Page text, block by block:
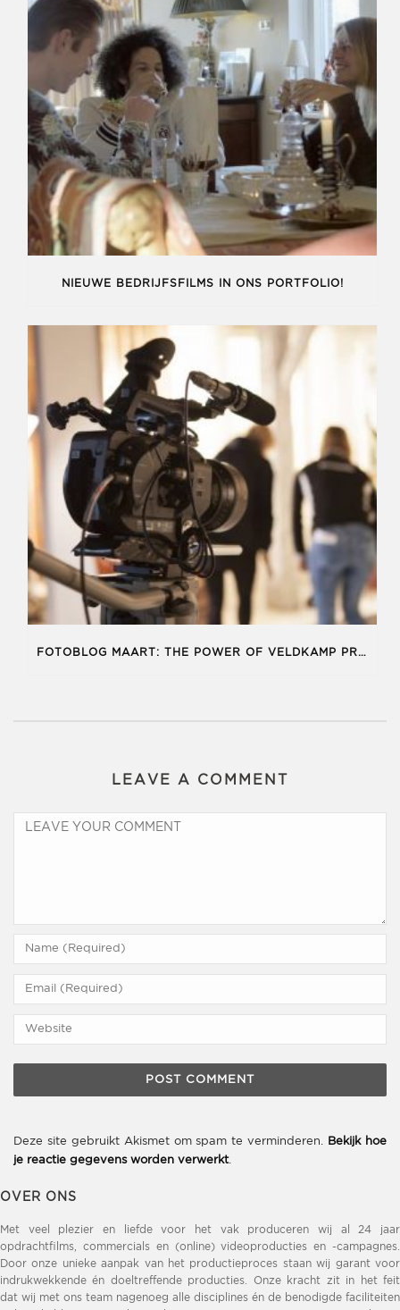
NIEUWE BEDRIJFSFILMS IN ONS PORTFOLIO!
FOTOBLOG MAART: THE POWER OF VELDKAMP PRODUKTIES
LEAVE A COMMENT
Deze site gebruikt Akismet om spam te verminderen.
Bekijk hoe
je reactie gegevens worden verwerkt.
OVER ONS
Met veel plezier en liefde voor het vak produceren wij al 24 jaar
opdrachtfilms, commercials en (online) videoproducties en -campagnes.
Door onze unieke aanpak van het productieproces staan wij garant voor
indrukwekkende én doeltreffende producties. Onze kracht zit in het feit
dat wij met ons team nagenoeg alle disciplines én de benodigde faciliteiten